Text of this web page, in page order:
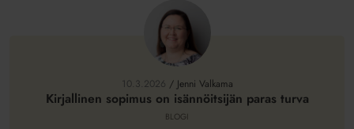
isännöitsijän
10.3.2026 / Jenni Valkama
Kirjallinen sopimus on isännöitsijän paras turva
BLOGI